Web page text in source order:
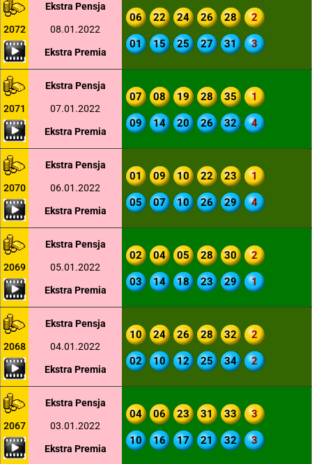
2072
Ekstra Pensja
08.01.2022
Ekstra Premia
06 22 24 26 28 2
01 15 25 27 31 3
2071
Ekstra Pensja
07.01.2022
Ekstra Premia
07 08 19 28 35 1
09 14 20 26 32 4
2070
Ekstra Pensja
06.01.2022
Ekstra Premia
01 09 10 22 23 1
05 07 10 26 29 4
2069
Ekstra Pensja
05.01.2022
Ekstra Premia
02 04 05 28 30 2
03 14 18 23 29 1
2068
Ekstra Pensja
04.01.2022
Ekstra Premia
10 24 26 28 32 2
02 10 12 25 34 2
2067
Ekstra Pensja
03.01.2022
Ekstra Premia
04 06 23 31 33 3
10 16 17 21 32 3